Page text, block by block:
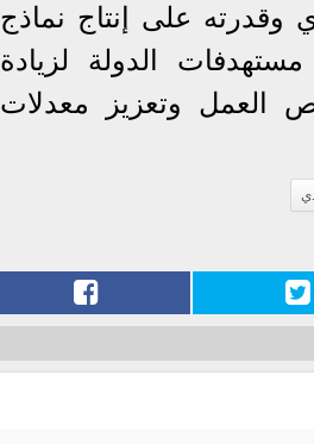
على إنتاج نماذج
الدولة لزيادة
العمل وتعزيز معدلات